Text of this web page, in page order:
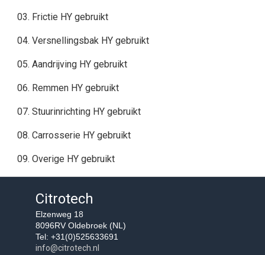
03. Frictie HY gebruikt
04. Versnellingsbak HY gebruikt
05. Aandrijving HY gebruikt
06. Remmen HY gebruikt
07. Stuurinrichting HY gebruikt
08. Carrosserie HY gebruikt
09. Overige HY gebruikt
Citrotech
Elzenweg 18
8096RV Oldebroek (NL)
Tel: +31(0)525633691
info@citrotech.nl